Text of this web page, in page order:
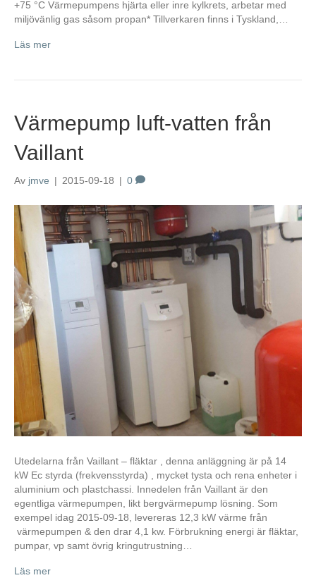
+75 °C Värmepumpens hjärta eller inre kylkrets, arbetar med
miljövänlig gas såsom propan* Tillverkaren finns i Tyskland,…
Läs mer
Värmepump luft-vatten från
Vaillant
Av jmve | 2015-09-18 | 0
Utedelarna från Vaillant – fläktar , denna anläggning är på 14
kW Ec styrda (frekvensstyrda) , mycket tysta och rena enheter i
aluminium och plastchassi. Innedelen från Vaillant är den
egentliga värmepumpen, likt bergvärmepump lösning. Som
exempel idag 2015-09-18, levereras 12,3 kW värme från
värmepumpen & den drar 4,1 kw. Förbrukning energi är fläktar,
pumpar, vp samt övrig kringutrustning…
Läs mer